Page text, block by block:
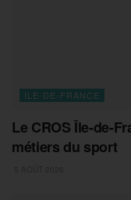
ILE-DE-FRANCE
Le CROS Île-de-
métiers du sport